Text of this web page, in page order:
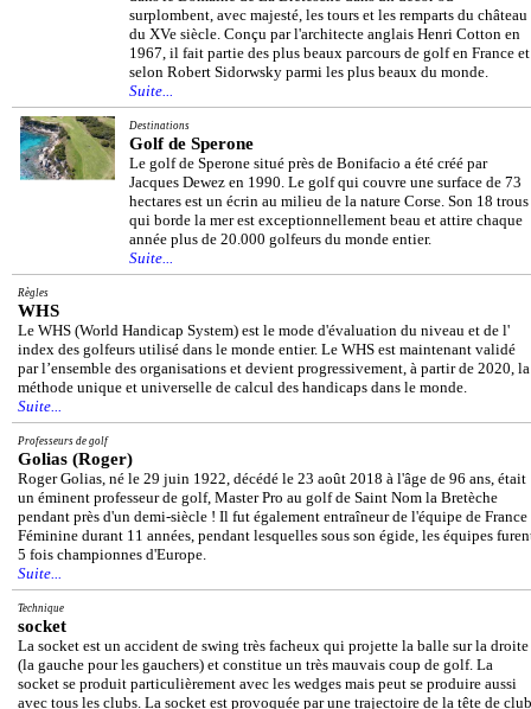
surplombent, avec majesté, les tours et les remparts du château
du XVe siècle. Conçu par l'architecte anglais Henri Cotton en
1967, il fait partie des plus beaux parcours de golf en France et
selon Robert Sidorwsky parmi les plus beaux du monde.
Suite...
Destinations
Golf de Sperone
Le golf de Sperone situé près de Bonifacio a été créé par
Jacques Dewez en 1990. Le golf qui couvre une surface de 73
hectares est un écrin au milieu de la nature Corse. Son 18 trous
qui borde la mer est exceptionnellement beau et attire chaque
année plus de 20.000 golfeurs du monde entier.
Suite...
Règles
WHS
Le WHS (World Handicap System) est le mode d'évaluation du niveau et de l'
index des golfeurs utilisé dans le monde entier. Le WHS est maintenant validé
par l’ensemble des organisations et devient progressivement, à partir de 2020, la
méthode unique et universelle de calcul des handicaps dans le monde.
Suite...
Professeurs de golf
Golias (Roger)
Roger Golias, né le 29 juin 1922, décédé le 23 août 2018 à l'âge de 96 ans, était
un éminent professeur de golf, Master Pro au golf de Saint Nom la Bretèche
pendant près d'un demi-siècle ! Il fut également entraîneur de l'équipe de France
Féminine durant 11 années, pendant lesquelles sous son égide, les équipes
5 fois championnes d'Europe.
Suite...
Technique
socket
La socket est un accident de swing très facheux qui projette la balle sur la droite
(la gauche pour les gauchers) et constitue un très mauvais coup de golf. La
socket se produit particulièrement avec les wedges mais peut se produire aussi
avec tous les clubs. La socket est provoquée par une trajectoire de la tête de club